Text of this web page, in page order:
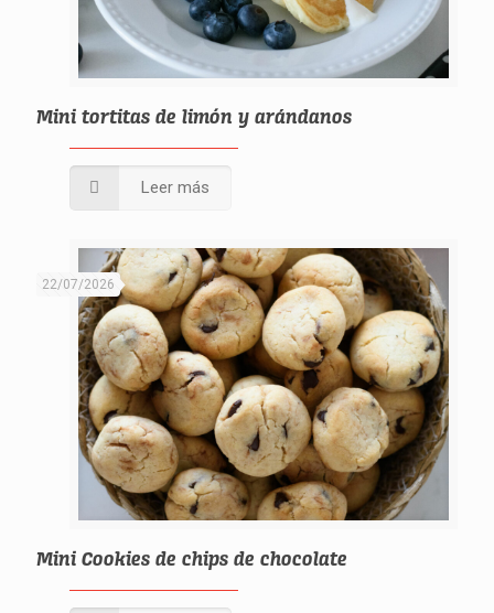
Mini tortitas de limón y arándanos
Leer más
22/07/2026
Mini Cookies de chips de chocolate